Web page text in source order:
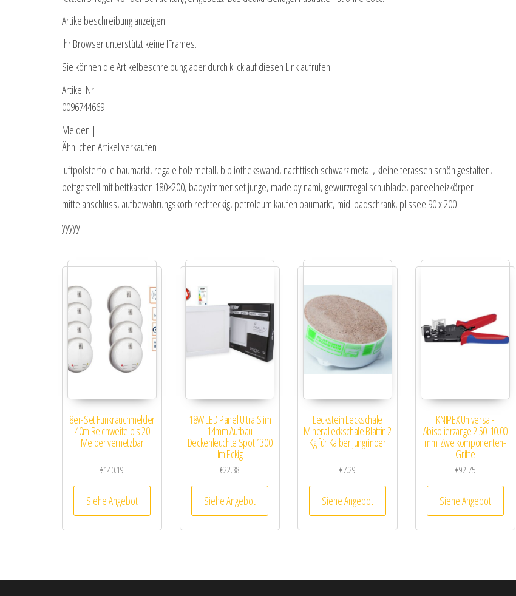
Artikelbeschreibung anzeigen
Ihr Browser unterstützt keine IFrames.
Sie können die Artikelbeschreibung aber durch klick auf diesen Link aufrufen.
Artikel Nr.:
0096744669
Melden |
Ähnlichen Artikel verkaufen
luftpolsterfolie baumarkt, regale holz metall, bibliothekswand, nachttisch schwarz metall, kleine terassen schön gestalten,
bettgestell mit bettkasten 180×200, babyzimmer set junge, made by nami, gewürzregal schublade, paneelheizkörper
mittelanschluss, aufbewahrungskorb rechteckig, petroleum kaufen baumarkt, midi badschrank, plissee 90 x 200
yyyyy
8er-Set Funkrauchmelder
40m Reichweite bis 20
Melder vernetzbar
€140.19
Siehe Angebot
18W LED Panel Ultra Slim
14mm Aufbau
Deckenleuchte Spot 1300
lm Eckig
€22.38
Siehe Angebot
Leckstein Leckschale
Mineralleckschale Blattin 2
Kg für Kälber Jungrinder
€7.29
Siehe Angebot
KNIPEX Universal-
Abisolierzange 2.50-10.00
mm. Zweikomponenten-
Griffe
€92.75
Siehe Angebot